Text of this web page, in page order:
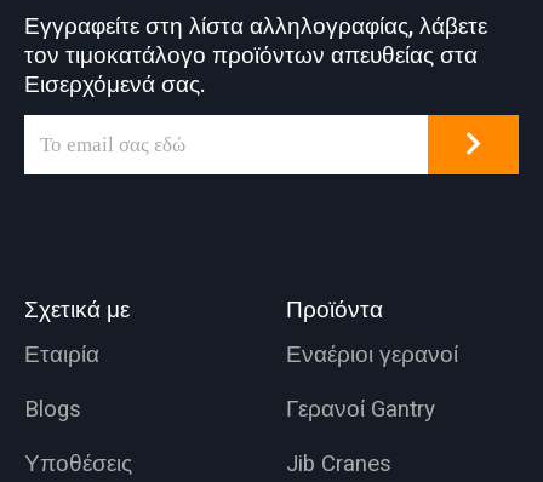
Εγγραφείτε στη λίστα αλληλογραφίας, λάβετε
τον τιμοκατάλογο προϊόντων απευθείας στα
Εισερχόμενά σας.
Σχετικά με
Εταιρία
Blogs
Υποθέσεις
Προϊόντα
Εναέριοι γερανοί
Γερανοί Gantry
Jib Cranes